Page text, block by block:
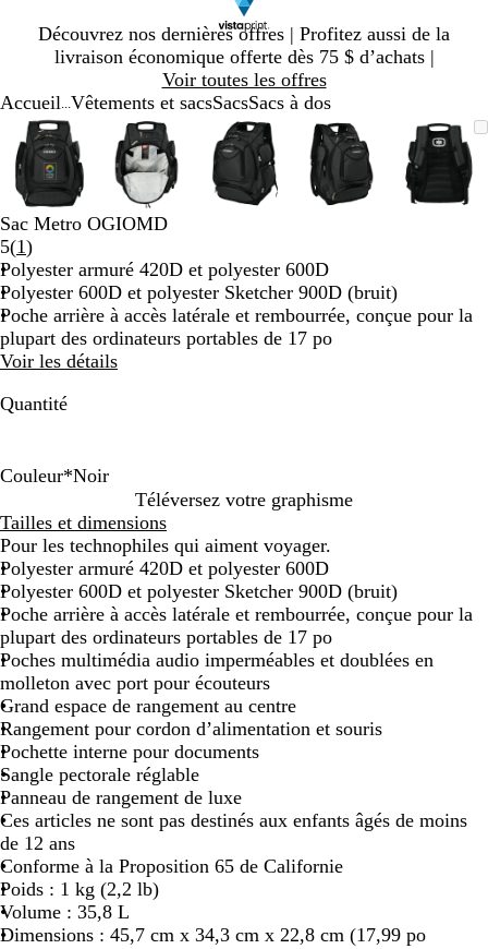
Découvrez nos dernières offres | Profitez aussi de la
livraison économique offerte dès 75 $ d’achats |
Voir toutes les offres
Diapositive
1
Accueil Vêtements et sacsSacsSacs à dos
Image
zoomable
Zoomé
à
minimum
Cliquez
pour
agrandir
Utilisez
les
touches
« plus »
et
pour
zoomer,
et
les
touches
fléchées
pour
Image
zoomable
Zoomé
à
minimum
Cliquez
pour
agrandir
Utilisez
les
touches
« plus »
et
pour
zoomer,
et
les
touches
Image
zoomable
Zoomé
à
minimum
Cliquez
pour
agrandir
Utilisez
les
touches
« plus »
pour
zoomer,
et
les
Image
zoomable
Zoomé
à
minimum
Cliquez
pour
agrandir
Utilisez
les
touches
« plus »
zoomer,
et
les
Image
à
pour
les
«
et
Diapositive
sur
Sac Metro OGIOMD
5(1Lire
les
1 avis
)
Polyester armuré 420D et polyester 600D
Polyester 600D et polyester Sketcher 900D (bruit)
Poche arrière à accès latérale et rembourrée, conçue pour la
plupart des ordinateurs portables de 17 po
Voir les détails
Quantité
Couleur*Noir
o
i
r
n
d
i
g
o
é
t
r
o
l
e
Téléversez votre graphisme
Tailles et dimensions
Pour les technophiles qui aiment voyager.
Polyester armuré 420D et polyester 600D
Polyester 600D et polyester Sketcher 900D (bruit)
Poche arrière à accès latérale et rembourrée, conçue pour la
plupart des ordinateurs portables de 17 po
Poches multimédia audio imperméables et doublées en
molleton avec port pour écouteurs
Grand espace de rangement au centre
Rangement pour cordon d’alimentation et souris
Pochette interne pour documents
Sangle pectorale réglable
Panneau de rangement de luxe
Ces articles ne sont pas destinés aux enfants âgés de moins
de 12 ans
Conforme à la Proposition 65 de Californie
Poids : 1 kg (2,2 lb)
Volume : 35,8 L
Dimensions : 45,7 cm x 34,3 cm x 22,8 cm (17,99 po